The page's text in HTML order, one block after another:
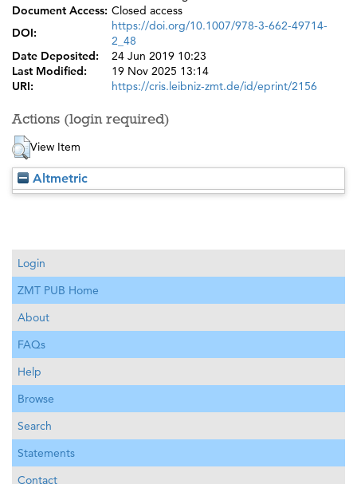
Document Access: Closed access
DOI:
https://doi.org/10.1007/978-3-662-49714-
2_48
Date Deposited:
24 Jun 2019 10:23
Last Modified:
19 Nov 2025 13:14
URI:
https://cris.leibniz-zmt.de/id/eprint/2156
Actions (login required)
View Item
Altmetric
Login
ZMT PUB Home
About
FAQs
Help
Browse
Search
Statements
Contact